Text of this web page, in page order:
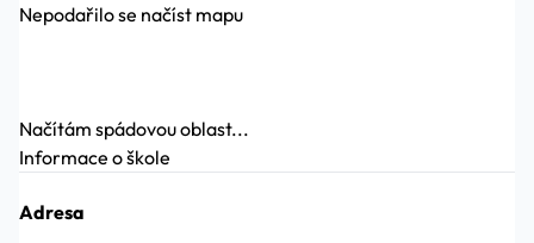
Nepodařilo se načíst mapu
Načítám spádovou oblast...
Informace o škole
Adresa